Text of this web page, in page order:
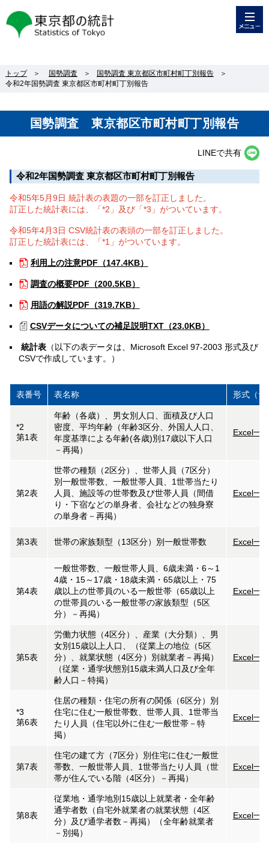
東京都の統計
トップ ＞ 国勢調査 ＞ 国勢調査 東京都区市町村町丁別報告
＞
令和2年国勢調査 東京都区市町村町丁別報告
国勢調査 東京都区市町村町丁別報告
LINEで共有
令和2年国勢調査 東京都区市町村町丁別報告
令和5年5月9日 統計表の表題の一部を訂正しました。
訂正した統計表には、「*2」及び「*3」がついています。
令和5年4月3日 CSV統計表の表頭の一部を訂正しました。
訂正した統計表には、「*1」がついています。
利用上の注意PDF（147.4KB）
調査の概要PDF（200.5KB）
用語の解説PDF（319.7KB）
CSVデータについての補足説明TXT（23.0KB）
統計表（以下の表データは、Microsoft Excel 97-2003 形式及び
CSVで作成しています。）
表番号 表名称 形式（サ
*2
第1表
年齢（各歳）、男女別人口、面積及び人口
密度、平均年齢（年齢3区分、外国人人口、
年度基準による年齢(各歳)別17歳以下人口
－再掲）
Excel一
第2表
世帯の種類（2区分）、世帯人員（7区分）
別一般世帯数、一般世帯人員、1世帯当たり
人員、施設等の世帯数及び世帯人員（間借
り・下宿などの単身者、会社などの独身寮
の単身者－再掲）
Excel一
第3表 世帯の家族類型（13区分）別一般世帯数 Excel一
第4表
一般世帯数、一般世帯人員、6歳未満・6～1
4歳・15～17歳・18歳未満・65歳以上・75
歳以上の世帯員のいる一般世帯（65歳以上
の世帯員のいる一般世帯の家族類型（5区
分）－再掲）
Excel一
第5表
労働力状態（4区分）、産業（大分類）、男
女別15歳以上人口、（従業上の地位（5区
分）、就業状態（4区分）別就業者－再掲）
（従業・通学状態別15歳未満人口及び全年
齢人口－特掲）
Excel一
*3
第6表
住居の種類・住宅の所有の関係（6区分）別
住宅に住む一般世帯数、世帯人員、1世帯当
たり人員（住宅以外に住む一般世帯－特
掲）
Excel一
第7表
住宅の建て方（7区分）別住宅に住む一般世
帯数、一般世帯人員、1世帯当たり人員（世
帯が住んでいる階（4区分）－再掲）
Excel一
第8表
従業地・通学地別15歳以上就業者・全年齢
通学者数（自宅外就業者の就業状態（4区
分）及び通学者数－再掲）（全年齢就業者
－別掲）
Excel一